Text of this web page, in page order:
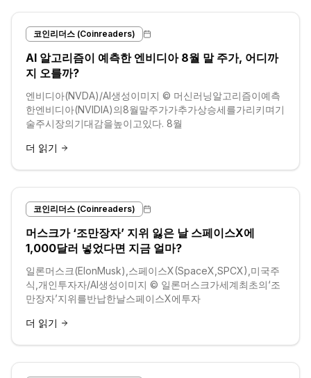
코인리더스 (Coinreaders)
AI 알고리즘이 예측한 엔비디아 8월 말 주가, 어디까
지 오를까?
엔비디아(NVDA)/AI생성이미지 © 머신러닝알고리즘이예측
한엔비디아(NVIDIA)의8월말주가가추가상승세를가리키며기
술주시장의기대감을높이고있다. 8월
더 읽기
코인리더스 (Coinreaders)
머스크가 ‘조만장자’ 지위 잃은 날 스페이스X에
1,000달러 넣었다면 지금 얼마?
일론머스크(ElonMusk),스페이스X(SpaceX,SPCX),미국주
식,개인투자자/AI생성이미지 © 일론머스크가세계최초의‘조
만장자’지위를반납한날스페이스X에투자
더 읽기